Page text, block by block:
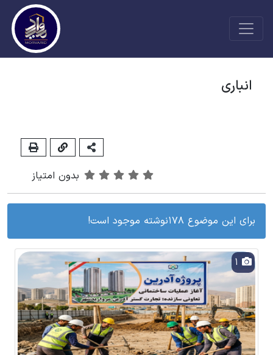
انباری
بدون امتیاز
برای این موضوع 178نوشته موجود است!